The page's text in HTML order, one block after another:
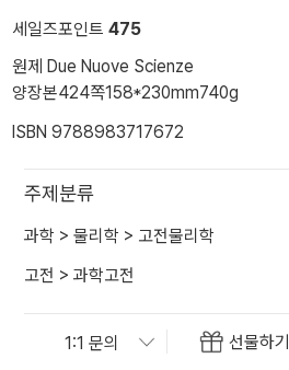
세일즈포인트 475
원제 Due Nuove Scienze
양장본424쪽158*230mm740g
ISBN 9788983717672
주제분류
과학 > 물리학 > 고전물리학
고전 > 과학고전
선물하기